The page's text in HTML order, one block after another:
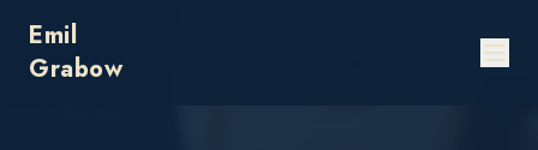
Emil
Grabow